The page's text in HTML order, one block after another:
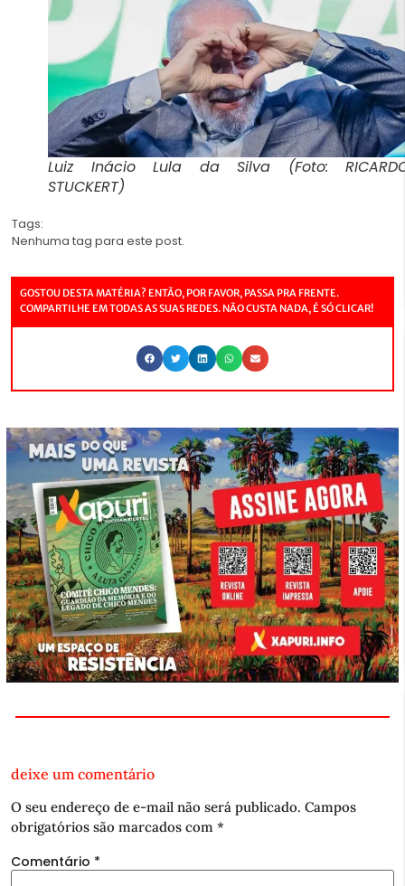
Luiz Inácio Lula da Silva (Foto:
STUCKERT)
Tags:
Nenhuma tag para este post.
GOSTOU DESTA MATÉRIA? ENTÃO, POR FAVOR, PASSA PRA FRENTE.
COMPARTILHE EM TODAS AS SUAS REDES. NÃO CUSTA NADA, É SÓ CLICAR!
deixe um comentário
O seu endereço de e-mail não será publicado. Campos
obrigatórios são marcados com *
Comentário *